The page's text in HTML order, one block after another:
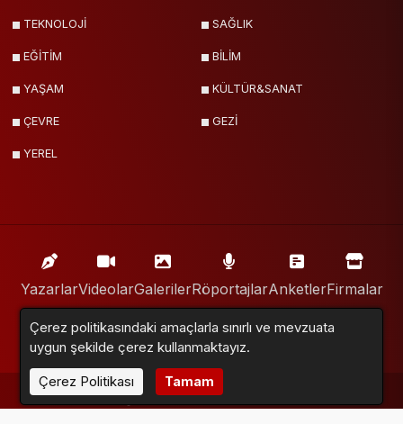
TEKNOLOJİ SAĞLIK
EĞİTİM BİLİM
YAŞAM KÜLTÜR&SANAT
ÇEVRE GEZİ
YEREL
YazarlarVideolarGalerilerRöportajlarAnketlerFirmalar
İlanlarResmi İlanlarSitemap
Haber Sitesi © 2016 - 2024. Tüm Hakları Saklıdır.
Çerez politikasındaki amaçlarla sınırlı ve mevzuata
uygun şekilde çerez kullanmaktayız.
Çerez Politikası
Tamam